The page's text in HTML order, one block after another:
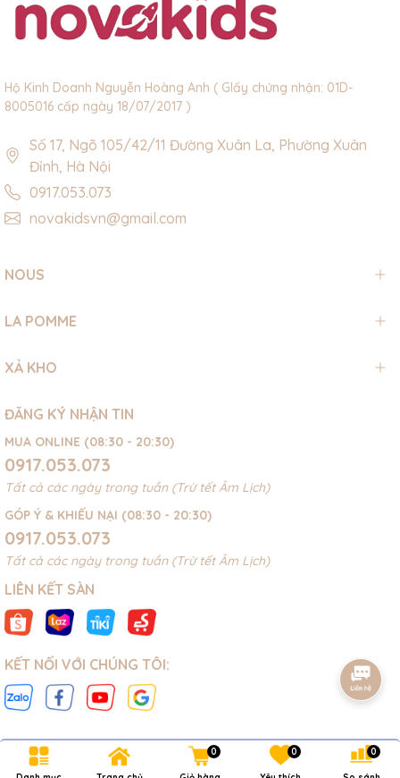
Hộ Kinh Doanh Nguyễn Hoàng Anh ( GIấy chứng nhận: 01D-
8005016 cấp ngày 18/07/2017 )
Số 17, Ngõ 105/42/11 Đường Xuân La, Phường Xuân
Đỉnh, Hà Nội
0917.053.073
novakidsvn@gmail.com
NOUS
LA POMME
XẢ KHO
ĐĂNG KÝ NHẬN TIN
MUA ONLINE (08:30 - 20:30)
0917.053.073
Tất cả các ngày trong tuần (Trừ tết Âm Lịch)
GÓP Ý & KHIẾU NẠI (08:30 - 20:30)
0917.053.073
Tất cả các ngày trong tuần (Trừ tết Âm Lịch)
LIÊN KẾT SÀN
KẾT NỐI VỚI CHÚNG TÔI:
0 0 0